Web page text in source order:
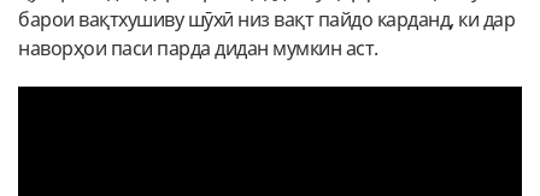
барои вақтхушиву шӯхӣ низ вақт пайдо карданд, ки дар
наворҳои паси парда дидан мумкин аст.